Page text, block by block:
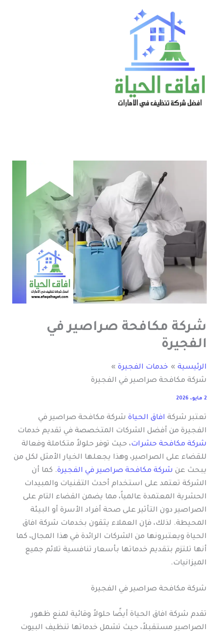
شركة مكافحة صراصير في
الفجيرة
الرئيسية
خدمات الفجيرة
شركة مكافحة صراصير في الفجيرة
2 مايو، 2026
تعتبر شركة افاق الحياة شركة مكافحة صراصير في
الفجيرة من أفضل الشركات المتخصصة في تقديم خدمات
شركة مكافحة حشرات، حيث توفر حلولاً متكاملة وفعالة
للقضاء على الصراصير، وهذا يجعلها الخيار الأمثل لكل من
يبحث عن شركة مكافحة صراصير في الفجيرة. كما أن
الشركة تعتمد على استخدام أحدث التقنيات والمبيدات
الحشرية المعتمدة عالمياً، مما يضمن القضاء التام على
الصراصير دون التأثير على صحة أفراد الأسرة أو البيئة
المحيطة. لذلك، فإن العملاء يثقون بخدمات شركة افاق
الحياة ويعتبرونها من الشركات الرائدة في هذا المجال، كما
أنها تلتزم بتقديم خدماتها بأسعار تنافسية تلائم جميع
الميزانيات.
شركة مكافحة صراصير في الفجيرة
تقدم شركة افاق الحياة أيضًا حلولاً وقائية لمنع ظهور
الصراصير مستقبلاً، حيث تشمل خدماتها تنظيف البيوت